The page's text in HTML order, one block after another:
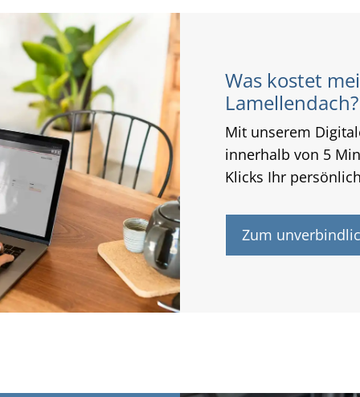
Was kostet
Lamellendach?
Mit unserem
innerhalb von 5
Klicks Ihr
Zum